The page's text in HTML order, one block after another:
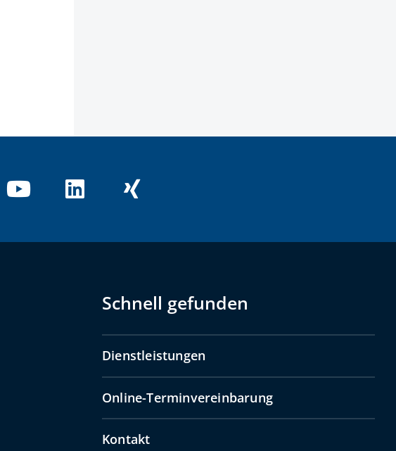
Schnell gefunden
Dienstleistungen
Online-Terminvereinbarung
Kontakt